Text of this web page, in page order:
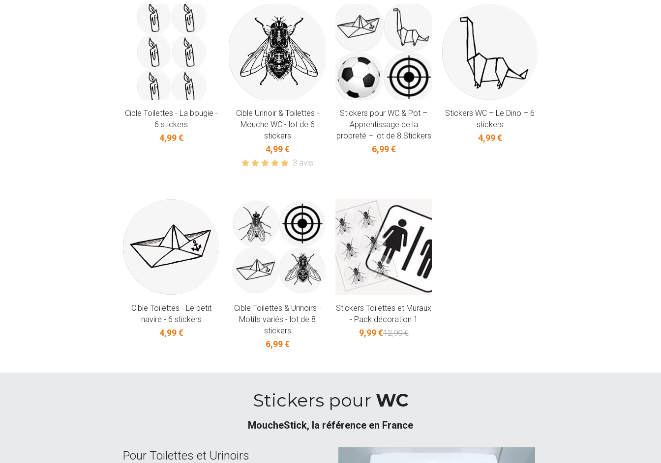
Cible Toilettes - La bougie -
6 stickers
4,99 €
Cible Urinoir & Toilettes -
Mouche WC - lot de 6
stickers
4,99 €
3 avis
Stickers pour WC & Pot –
Apprentissage de la
propreté – lot de 8 Stickers
6,99 €
Stickers WC – Le Dino – 6
stickers
4,99 €
Cible Toilettes - Le petit
navire - 6 stickers
4,99 €
Cible Toilettes & Urinoirs -
Motifs variés - lot de 8
stickers
6,99 €
Stickers Toilettes et Muraux
- Pack décoration 1
9,99 €12,99 €
Stickers pour WC
MoucheStick, la référence en France
Pour Toilettes et Urinoirs